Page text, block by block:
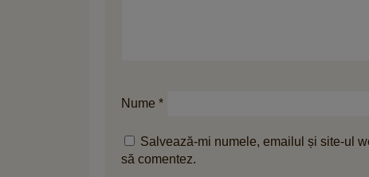
Nume *
Salvează-mi numele, emailul și site-ul
să comentez.